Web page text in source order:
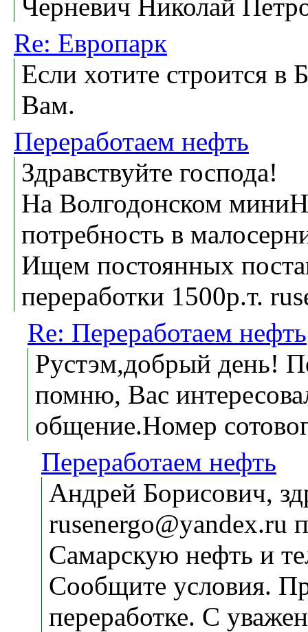
Черневич Николай
Re: Европарк
Если хотите строится в
Вам.
Переработаем нефть
Здравствуйте господа!
На Волгодонском
потребность в
Ищем постоянных
переработки 1500р.т.
Re: Переработаем нефть
Рустэм,добрый день!
помню, Вас
общение.Номер
Переработаем нефть
Андрей Борисович,
rusenergo@yandex.ru
Самарскую нефть и
Сообщите условия.
переработке. С